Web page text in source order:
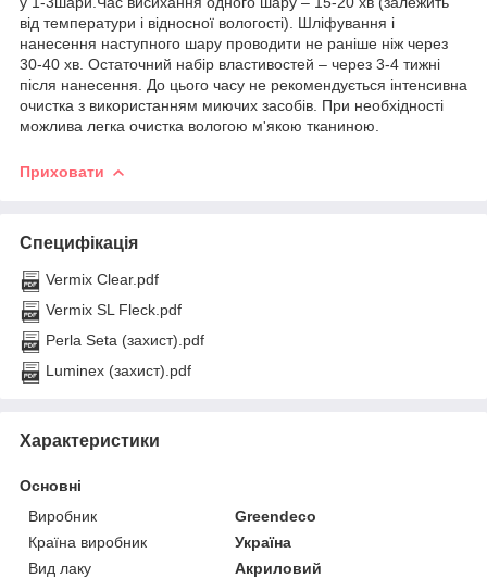
від температури і відносної вологості). Шліфування і
нанесення наступного шару проводити не раніше ніж через
30-40 хв. Остаточний набір властивостей – через 3-4 тижні
після нанесення. До цього часу не рекомендується інтенсивна
очистка з використанням миючих засобів. При необхідності
можлива легка очистка вологою м'якою тканиною.
Приховати
Специфікація
Vermix Clear.pdf
Vermix SL Fleck.pdf
Perla Seta (захист).pdf
Luminex (захист).pdf
Характеристики
Основні
Виробник
Greendeco
Країна виробник
Україна
Вид лаку
Акриловий